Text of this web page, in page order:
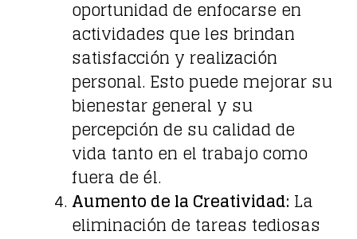
oportunidad de enfocarse en
actividades que les brindan
satisfacción y realización
personal. Esto puede mejorar su
bienestar general y su
percepción de su calidad de
vida tanto en el trabajo como
fuera de él.
Aumento de la Creatividad: La
eliminación de tareas tediosas